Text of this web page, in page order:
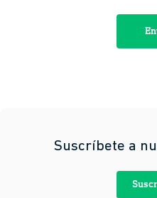
Suscríbete a